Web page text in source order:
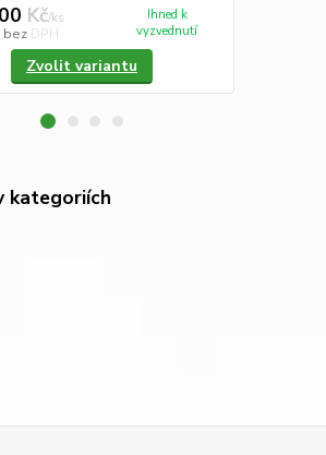
Kč/ks
bez DPH
Ihned k
vyzvednutí
Zvolit variantu
kategoriích